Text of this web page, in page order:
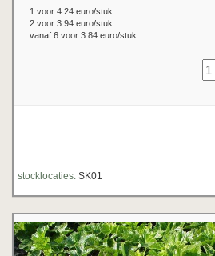
1 voor 4.24 euro/stuk
2 voor 3.94 euro/stuk
vanaf 6 voor 3.84 euro/stuk
stocklocaties: SK01